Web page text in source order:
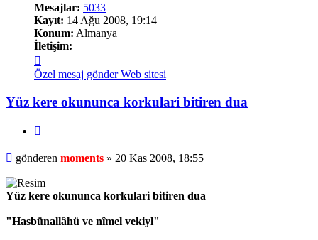
Mesajlar: 5033
Kayıt: 14 Ağu 2008, 19:14
Konum: Almanya
İletişim:
moments
Özel mesaj gönder Web sitesi
Yüz kere okununca korkulari bitiren dua
Mesaj
gönderen moments » 20 Kas 2008, 18:55
Yüz kere okununca korkulari bitiren dua
"Hasbünallâhü ve nîmel vekiyl"